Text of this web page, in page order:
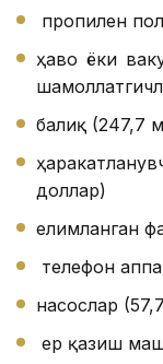
пропилен
ҳаво ёки
балиқ (247,7
доллар)
елимланган
телефон
насослар
ер қазиш